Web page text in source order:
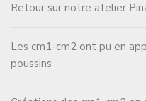
Retour sur notre atelier
Les cm1-cm2 ont pu en
poussins